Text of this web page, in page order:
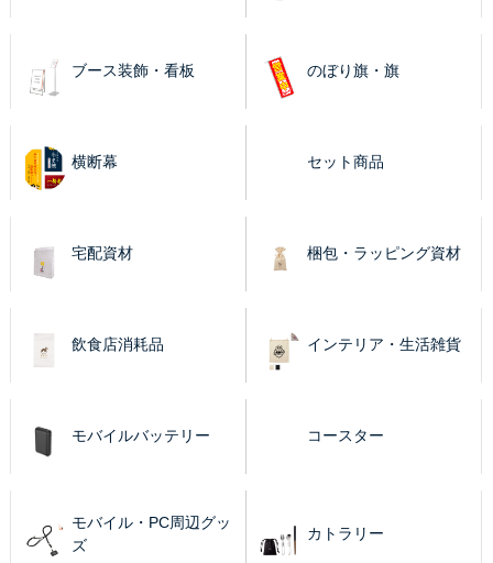
ブース装飾・看板 のぼり旗・旗
横断幕 セット商品
宅配資材 梱包・ラッピング資材
飲食店消耗品 インテリア・生活雑貨
モバイルバッテリー コースター
モバイル・PC周辺グッ
ズ
カトラリー